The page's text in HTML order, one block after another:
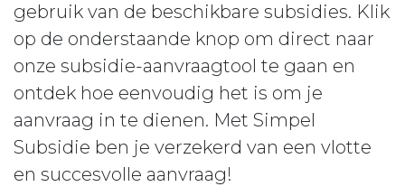
gebruik van de beschikbare subsidies. Klik
op de onderstaande knop om direct naar
onze subsidie-aanvraagtool te gaan en
ontdek hoe eenvoudig het is om je
aanvraag in te dienen. Met Simpel
Subsidie ben je verzekerd van een vlotte
en succesvolle aanvraag!